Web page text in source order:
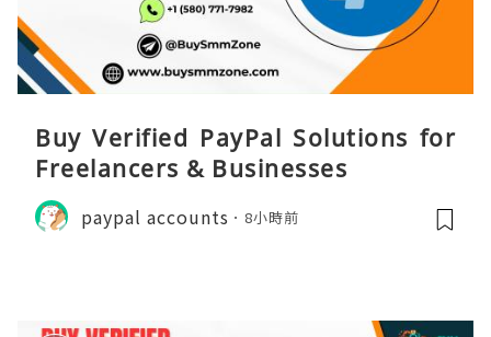
Buy Verified PayPal Solutions for
Freelancers & Businesses
paypal accounts 8小時前